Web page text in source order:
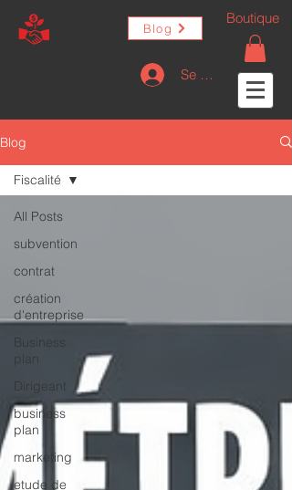
Blog
Se connecter
Boutique
Blog
All Posts
subvention
contrat
création
d'entreprise
Business
plan
Dirigeant
business
plan
marketing
etude de
Fiscalité